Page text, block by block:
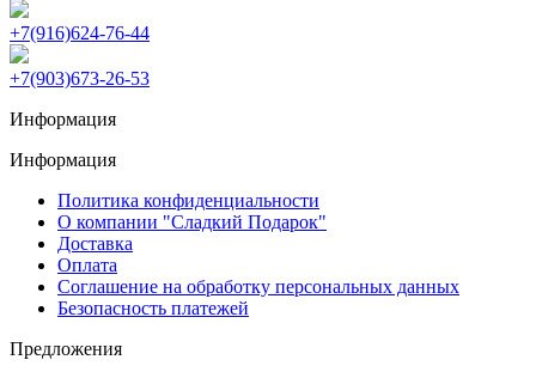
+7(916)624-76-44
+7(903)673-26-53
Информация
Информация
Политика конфиденциальности
О компании "Сладкий Подарок"
Доставка
Оплата
Соглашение на обработку персональных данных
Безопасность платежей
Предложения